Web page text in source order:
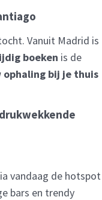
Vanuit Madrid is
boeken is de
ophaling bij je thuis
vandaag de hotspot
bars en trendy